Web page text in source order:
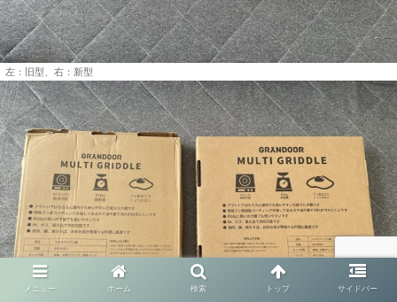
左：旧型、右：新型
メニュー ホーム 検索 トップ サイドバー